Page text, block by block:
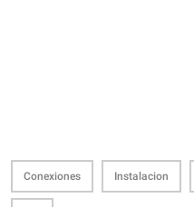
Conexiones Instalacion